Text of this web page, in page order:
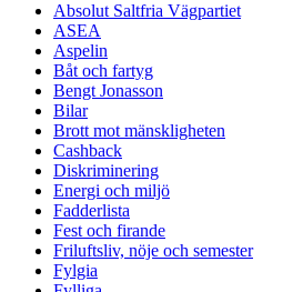
Absolut Saltfria Vägpartiet
ASEA
Aspelin
Båt och fartyg
Bengt Jonasson
Bilar
Brott mot mänskligheten
Cashback
Diskriminering
Energi och miljö
Fadderlista
Fest och firande
Friluftsliv, nöje och semester
Fylgia